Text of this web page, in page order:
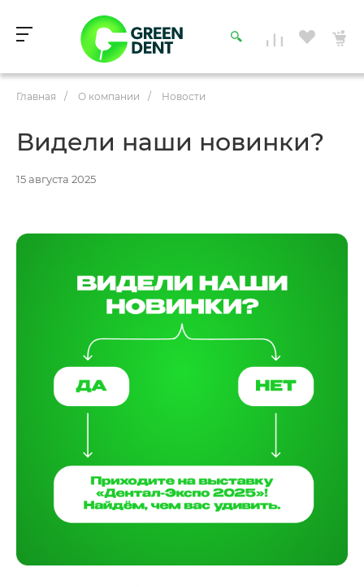
Главная / О компании / Новости
Видели наши новинки?
15 августа 2025